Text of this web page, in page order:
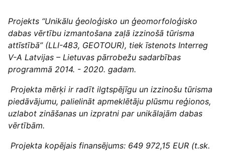
Projekts “Unikālu ģeoloģisko un ģeomorfoloģisko
dabas vērtību izmantošana zaļā izzinošā tūrisma
attīstībā” (LLI-483, GEOTOUR), tiek īstenots Interreg
V-A Latvijas – Lietuvas pārrobežu sadarbības
programmā 2014. - 2020. gadam.
Projekta mērķi ir radīt ilgtspējīgu un izzinošu tūrisma
piedāvājumu, palielināt apmeklētāju plūsmu reģionos,
uzlabot zināšanas un izpratni par unikālajām dabas
vērtībām.
Projekta kopējais finansējums: 649 972,15 EUR (t.sk.